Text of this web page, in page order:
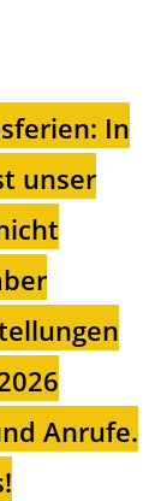
In
unser
Anrufe.